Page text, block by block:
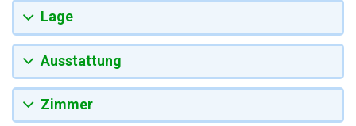
Lage
Ausstattung
Zimmer